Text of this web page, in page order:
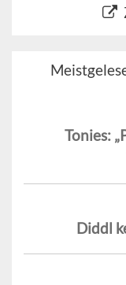
Tonies:
Diddl